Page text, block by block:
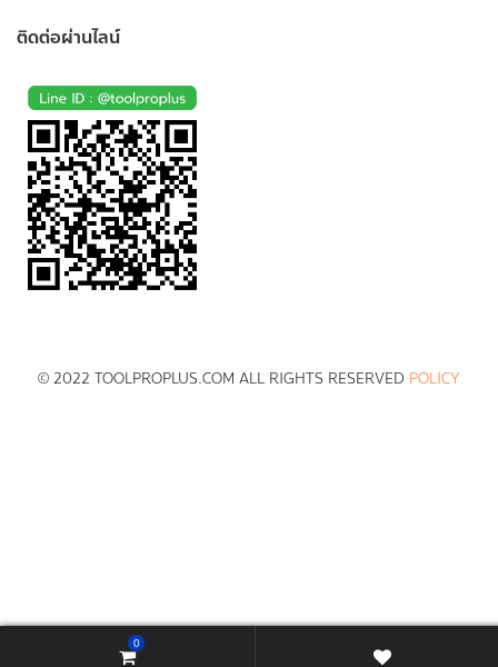
ติดต่อผ่านไลน์
© 2022 TOOLPROPLUS.COM ALL RIGHTS RESERVED POLICY
0